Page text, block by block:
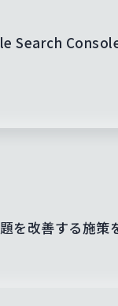
Search
改善する施策